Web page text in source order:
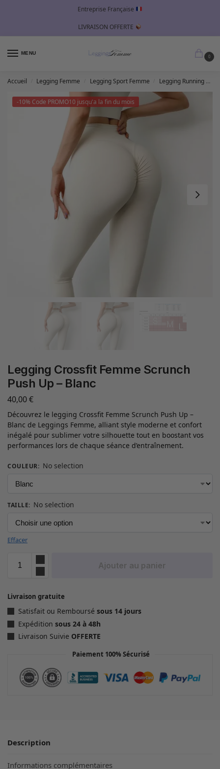
Entreprise Française
LIVRAISON OFFERTE
MENU
0
Accueil Legging Femme Legging Sport Femme Legging Running Femme
-10% Code PROMO10 jusqu'a la fin du mois
Legging Crossfit Femme Scrunch
Push Up – Blanc
40,00€
Découvrez le legging Crossfit Femme Scrunch Push Up –
Blanc de Leggings Femme, alliant style moderne et confort
inégalé pour sublimer votre silhouette tout en boostant vos
performances lors de chaque séance d’entraînement.
COULEUR: No selection
TAILLE: No selection
Effacer
Ajouter au panier
Livraison gratuite
Satisfait ou Remboursé sous 14 jours
Expédition sous 24 à 48h
Livraison Suivie OFFERTE
Paiement 100% Sécurisé
Description
Informations complémentaires